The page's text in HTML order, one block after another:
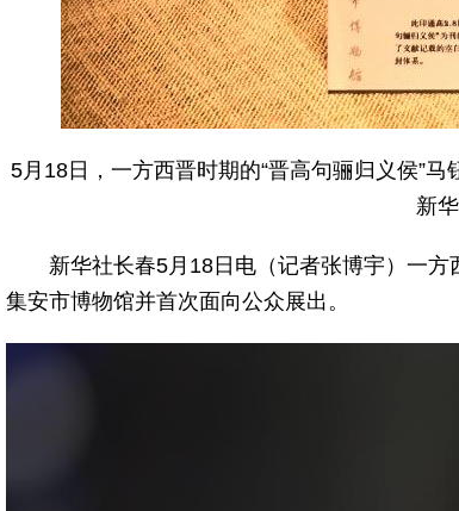
5月18日，一方西晋时期的“晋高句骊归义侯”
新
新华社长春5月18日电（记者张博宇）一
集安市博物馆并首次面向公众展出。